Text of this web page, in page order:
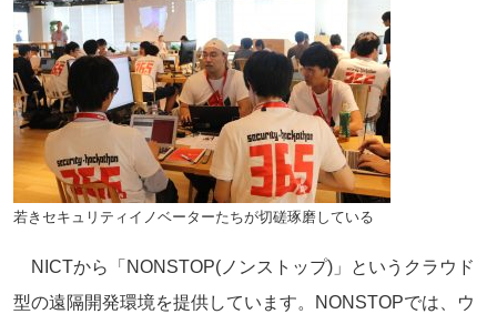
若きセキュリティイノベーターたちが切磋琢磨している
NICTから「NONSTOP(ノンストップ)」というクラウド
型の遠隔開発環境を提供しています。NONSTOPでは、ウ